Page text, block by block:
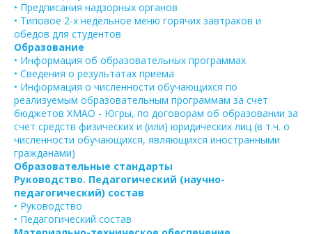
• Предписания надзорных органов
• Типовое 2-х недельное меню горячих завтраков и
обедов для студентов
Образование
• Информация об образовательных программах
• Сведения о результатах приема
• Информация о численности обучающихся по
реализуемым образовательным программам за счет
бюджетов ХМАО - Югры, по договорам об образовании за
счет средств физических и (или) юридических лиц (в т.ч. о
численности обучающихся, являющихся иностранными
гражданами)
Образовательные стандарты
Руководство. Педагогический (научно-
педагогический) состав
• Руководство
• Педагогический состав